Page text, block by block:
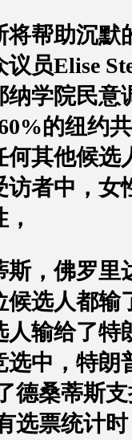
帮助沉默
议员Elise
学院民意
的纽约
何其他候选
者中，女
，佛罗里
候选人都输
输给了特
选中，特朗
德桑蒂斯
选票统计